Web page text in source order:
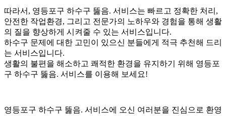
따라서, 영등포구 하수구 뚫음. 서비스는 빠르고 정확한 처리,
안전한 작업환경, 그리고 전문가의 노하우와 경험을 통해 생활
의 질을 향상하게 시켜줄 수 있는 서비스입니다.
하수구 문제에 대한 고민이 있으신 분들에게 적극 추천해 드리
는 서비스입니다.
생활의 불편을 해소하고 쾌적한 환경을 유지하기 위해 영등포
구 하수구 뚫음. 서비스를 이용해 보세요!
영등포구 하수구 뚫음. 서비스에 오신 여러분을 진심으로 환영